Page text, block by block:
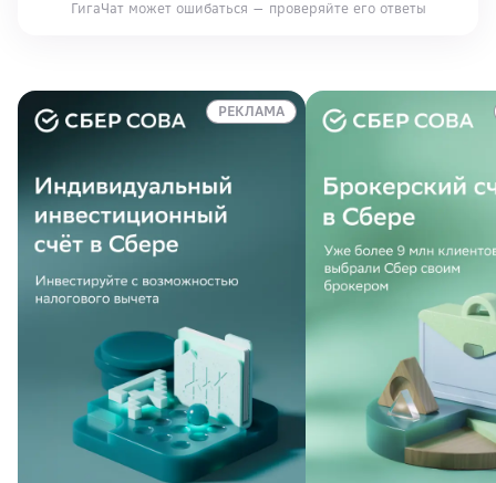
ГигаЧат может ошибаться — проверяйте его ответы
РЕКЛАМА